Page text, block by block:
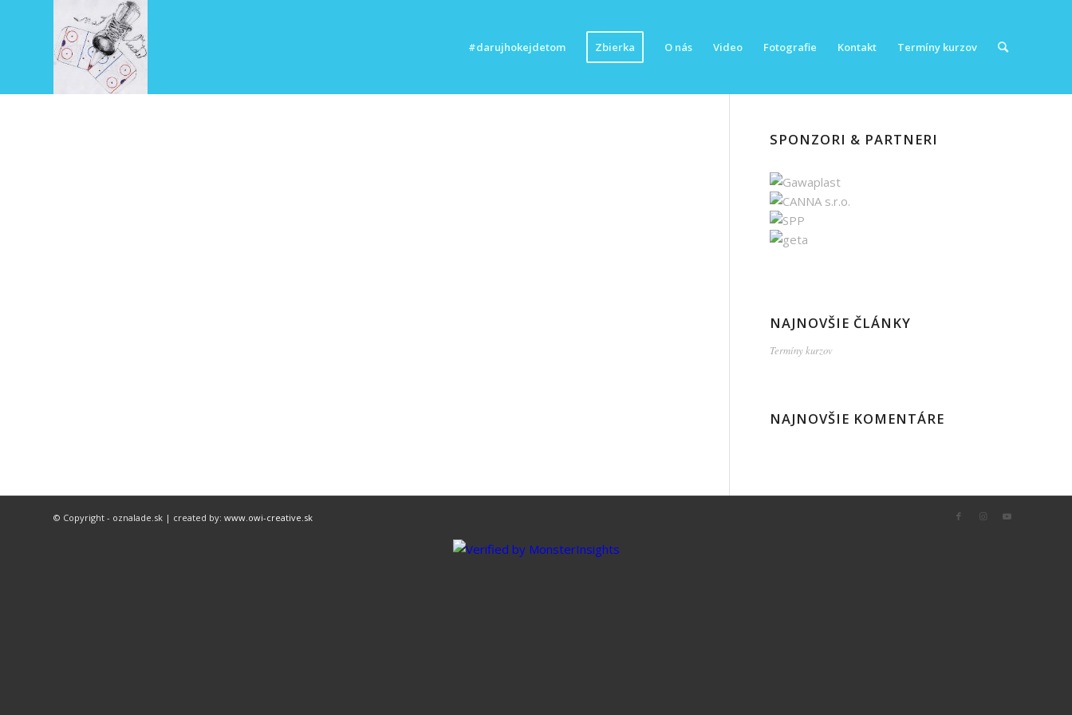
#darujhokejdetom Zbierka O nás Video Fotografie Kontakt Termíny kurzov
SPONZORI & PARTNERI
NAJNOVŠIE ČLÁNKY
Termíny kurzov
NAJNOVŠIE KOMENTÁRE
© Copyright - oznalade.sk | created by: www.owi-creative.sk